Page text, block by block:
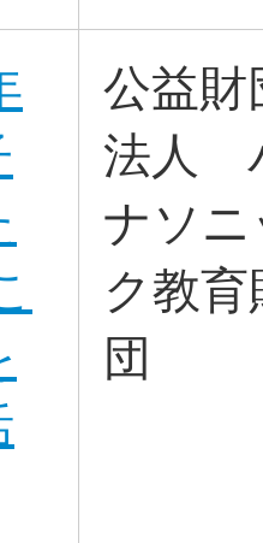
ランティ
公益財
法人
ナソニ
ク教育
団